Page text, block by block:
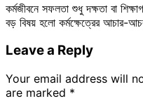
কর্মজীবনে সফলতা শুধু দক্ষতা বা
বড় বিষয় হলো কর্মক্ষেত্রের আচার-
Leave a Reply
Your email address will
are marked *